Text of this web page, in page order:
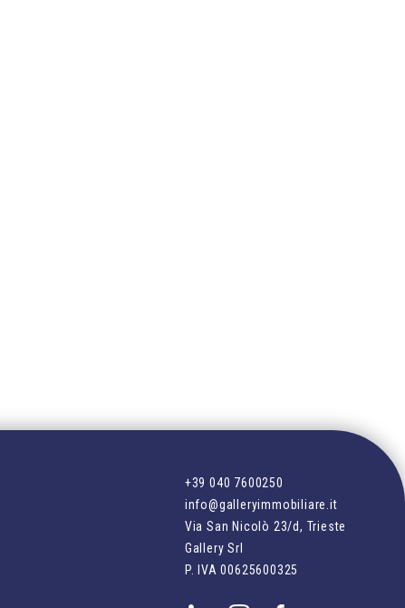
+39 040 7600250
info@galleryimmobiliare.it
Via San Nicolò 23/d, Trieste
Gallery Srl
P. IVA00625600325